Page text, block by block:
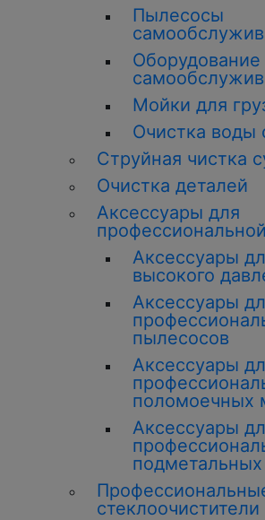
Пылесосы
Мойки для
Очистка воды
Струйная чистка
Очистка деталей
Аксессуары для
Аксессуары
высокого
Аксессуары
пылесосов
Аксессуары
поломоечных
Аксессуары
стеклоочистители